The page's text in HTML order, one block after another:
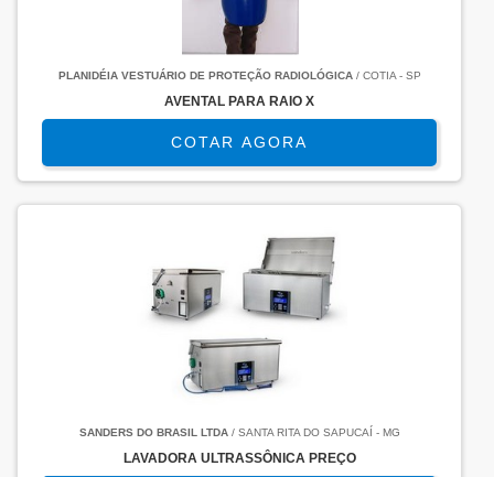
PLANIDÉIA VESTUÁRIO DE PROTEÇÃO RADIOLÓGICA/ COTIA - SP
AVENTAL PARA RAIO X
COTAR AGORA
SANDERS DO BRASIL LTDA/ SANTA RITA DO SAPUCAÍ - MG
LAVADORA ULTRASSÔNICA PREÇO